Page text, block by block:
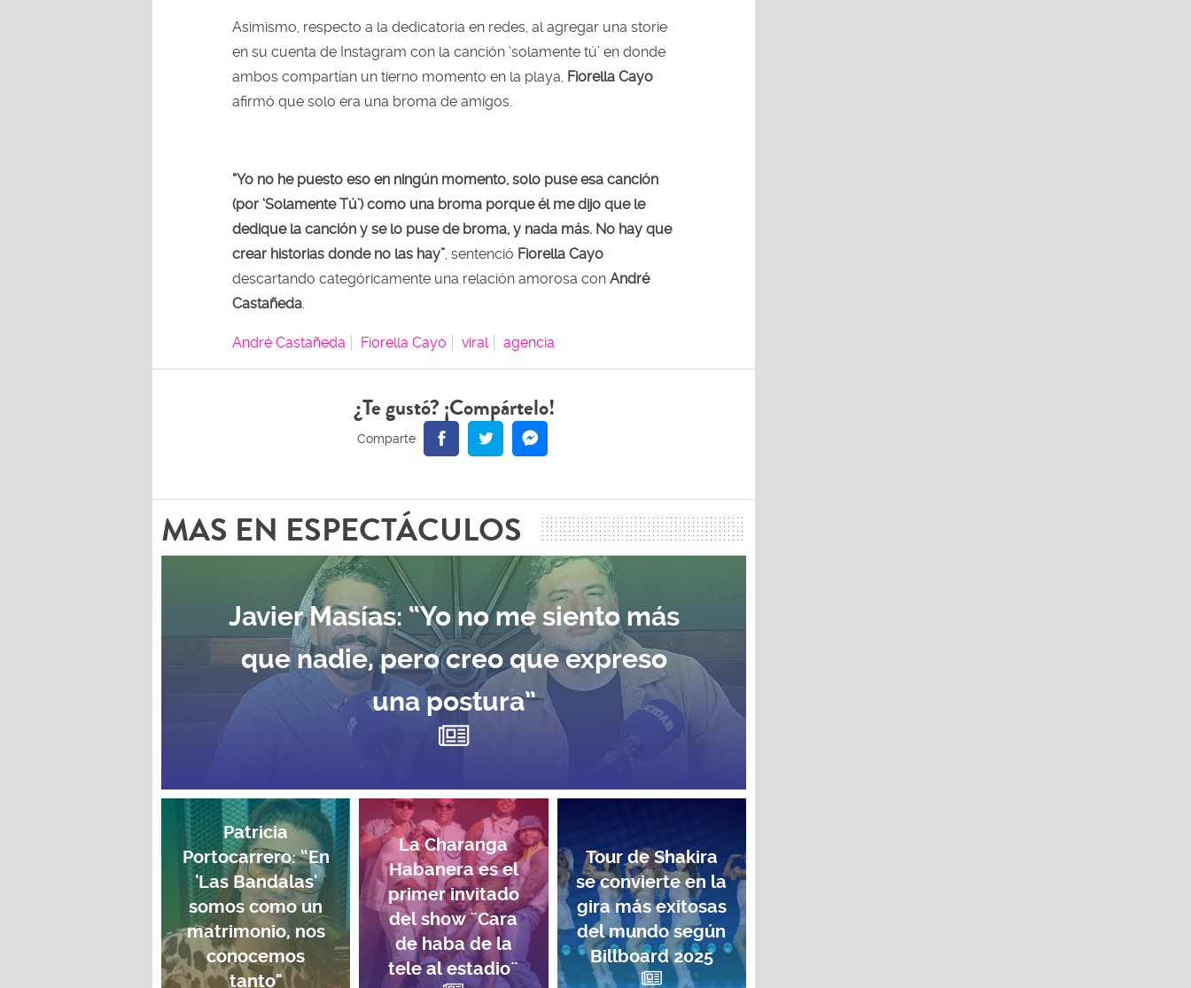
Asimismo, respecto a la dedicatoria en redes, al agregar una storie
en su cuenta de Instagram con la canción ‘solamente tú’ en donde
ambos compartían un tierno momento en la playa, Fiorella Cayo
afirmó que solo era una broma de amigos.
“Yo no he puesto eso en ningún momento, solo puse esa canción
(por ‘Solamente Tú’) como una broma porque él me dijo que le
dedique la canción y se lo puse de broma, y nada más. No hay que
crear historias donde no las hay” , sentenció Fiorella Cayo
descartando categóricamente una relación amorosa con André
Castañeda
André Castañeda Fiorella Cayo viral agencia
¿Te gustó? ¡Compártelo!
MAS EN ESPECTÁCULOS
Javier Masías: “Yo no me siento más
que nadie, pero creo que expreso
una postura”
Patricia
Portocarrero: “En
'Las Bandalas'
somos como un
matrimonio, nos
conocemos
tanto"
La Charanga
Habanera es el
primer invitado
del show ¨Cara
de haba de la
tele al estadio¨
Tour de Shakira
se convierte en la
gira más exitosas
del mundo según
Billboard 2025